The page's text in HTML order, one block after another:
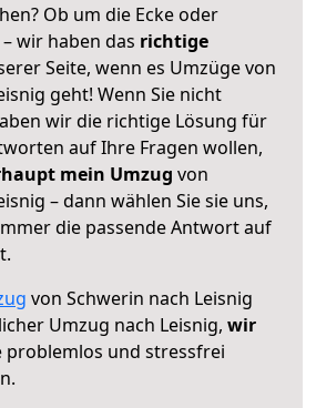
Ob um die Ecke oder
wir haben das richtige
Seite, wenn es Umzüge von
geht! Wenn Sie nicht
wir die richtige Lösung für
auf Ihre Fragen wollen,
mein Umzug von
– dann wählen Sie sie uns,
die passende Antwort auf
von Schwerin nach Leisnig
Umzug nach Leisnig, wir
problemlos und stressfrei